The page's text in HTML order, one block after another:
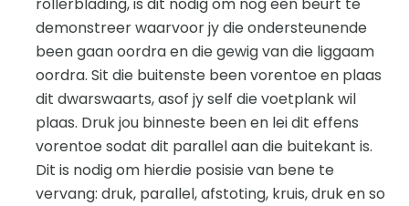
rollerblading, is dit nodig om nog een beurt te
demonstreer waarvoor jy die ondersteunende
been gaan oordra en die gewig van die liggaam
oordra. Sit die buitenste been vorentoe en plaas
dit dwarswaarts, asof jy self die voetplank wil
plaas. Druk jou binneste been en lei dit effens
vorentoe sodat dit parallel aan die buitekant is.
Dit is nodig om hierdie posisie van bene te
vervang: druk, parallel, afstoting, kruis, druk en so